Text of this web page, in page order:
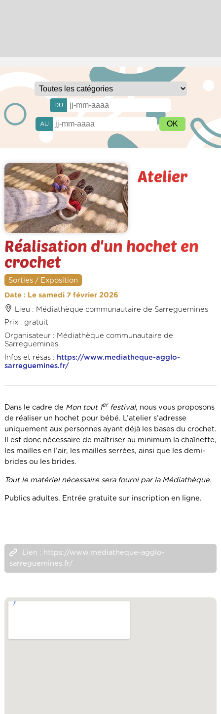
DU
AU
Atelier
Réalisation d'un hochet en
crochet
Sorties / Exposition
Date : Le samedi 7 février 2026
Lieu : Médiathèque communautaire de Sarreguemines
Prix : gratuit
Organisateur : Médiathèque communautaire de
Sarreguemines
Infos et résas : https://www.mediatheque-agglo-
sarreguemines.fr/
Dans le cadre de Mon tout 1er festival, nous vous proposons
de réaliser un hochet pour bébé. L’atelier s’adresse
uniquement aux personnes ayant déjà les bases du crochet.
Il est donc nécessaire de maîtriser au minimum la chaînette,
les mailles en l’air, les mailles serrées, ainsi que les demi-
brides ou les brides.
Tout le matériel nécessaire sera fourni par la Médiathèque.
Publics adultes. Entrée gratuite sur inscription en ligne.
Lien : https://www.mediatheque-agglo-
sarreguemines.fr/